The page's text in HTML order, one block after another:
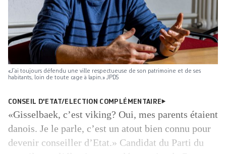
«J’ai toujours défendu une ville respectueuse de son patrimoine et de ses
habitants, loin de toute cage à lapin.» JPDS
CONSEIL D'ETAT/ELECTION COMPLÉMENTAIRE
«Gisselbaek, c’est viking? Oui, mes parents étaient
danois. Je le parle, c’est un atout bien connu pour
devenir conseiller d’Etat.» Candidat du Parti du